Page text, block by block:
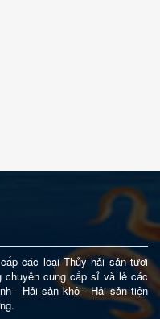
các loại Thủy hải sản tươi
chuyên cung cấp sỉ và lẻ các
- Hải sản khô - Hải sản tiện